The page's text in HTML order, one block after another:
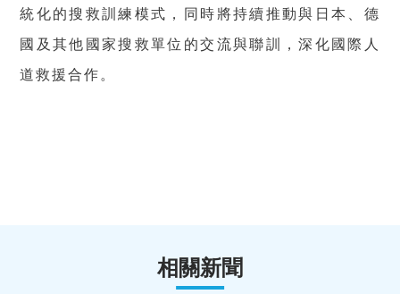
統化的搜救訓練模式，同時將持續推動與日本、德
國及其他國家搜救單位的交流與聯訓，深化國際人
道救援合作。
相關新聞